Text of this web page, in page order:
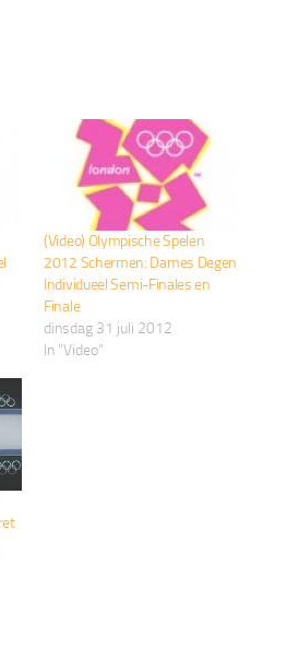
(Video) Olympische Spelen
2012 Schermen: Dames Degen
Individueel Semi-Finales en
Finale
dinsdag 31 juli 2012
In "Video"